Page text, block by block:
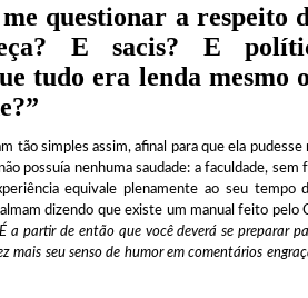
questionar a respeito
E sacis? E
tudo era lenda mesmo
”
tão simples assim, afinal para que ela
possuía nenhuma saudade: a faculdade,
equivale plenamente ao seu tempo
dizendo que existe um manual feito
É a partir de então que você deverá se preparar
mais seu senso de humor em comentários